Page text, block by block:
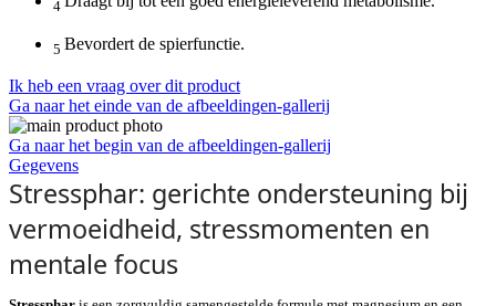
4
5 Bevordert de spierfunctie.
Ik heb een vraag over dit product
Ga naar het einde van de afbeeldingen-gallerij
Ga naar het begin van de afbeeldingen-gallerij
Gegevens
Stressphar: gerichte ondersteuning bij
vermoeidheid, stressmomenten en
mentale focus